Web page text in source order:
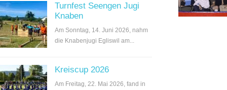
Turnfest Seengen Jugi
Knaben
Am Sonntag, 14. Juni 2026, nahm
die Knabenjugi Egliswil am...
Kreiscup 2026
Am Freitag, 22. Mai 2026, fand in